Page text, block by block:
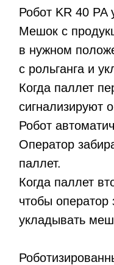
Робот KR 40
Мешок с
в нужном
с рольганга и
Когда паллет
сигнализируют
Робот
Оператор
паллет.
Когда паллет
чтобы оператор
укладывать